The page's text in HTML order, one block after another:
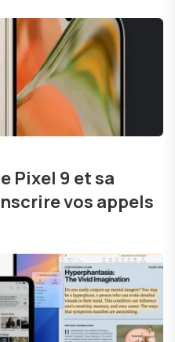
Pixel 9 et sa
vos appels